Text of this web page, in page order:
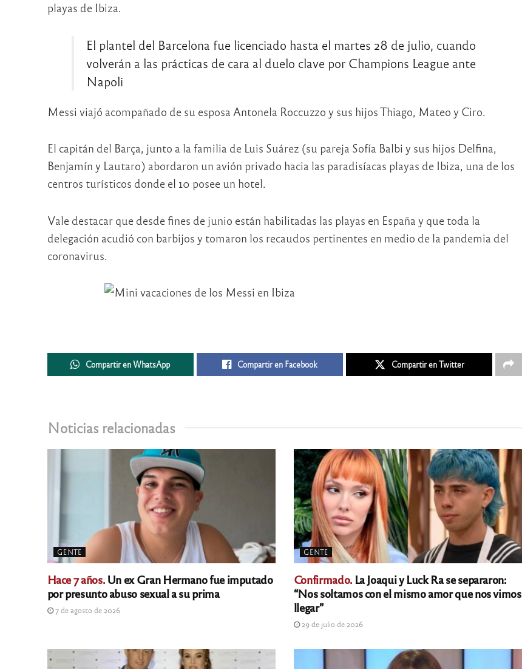
playas de Ibiza.
El plantel del Barcelona fue licenciado hasta el martes 28 de julio, cuando
volverán a las prácticas de cara al duelo clave por Champions League ante
Napoli
Messi viajó acompañado de su esposa Antonela Roccuzzo y sus hijos Thiago, Mateo y Ciro.
El capitán del Barça, junto a la familia de Luis Suárez (su pareja Sofía Balbi y sus hijos Delfina,
Benjamín y Lautaro) abordaron un avión privado hacia las paradisíacas playas de Ibiza, una de los
centros turísticos donde el 10 posee un hotel.
Vale destacar que desde fines de junio están habilitadas las playas en España y que toda la
delegación acudió con barbijos y tomaron los recaudos pertinentes en medio de la pandemia del
coronavirus.
Compartir en WhatsApp Compartir en Facebook Compartir en Twitter
Noticias relacionadas
GENTE
Hace 7 años.Un ex Gran Hermano fue imputado
por presunto abuso sexual a su prima
7 de agosto de 2026
GENTE
Confirmado.La Joaqui y Luck Ra se separaron:
“Nos soltamos con el mismo amor que nos vimos
llegar”
29 de julio de 2026